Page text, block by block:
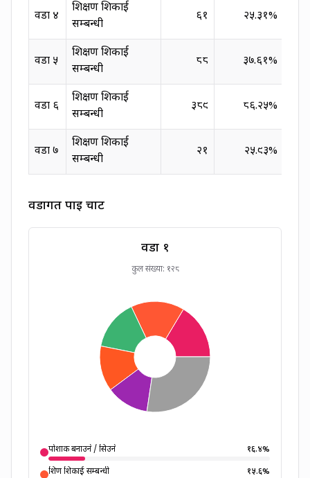
वडा ४
शिक्षण शिकाई
सम्बन्धी
६१ २५.३१%
वडा ५
शिक्षण शिकाई
सम्बन्धी
८८ ३७.६१%
वडा ६
शिक्षण शिकाई
सम्बन्धी
३८९ ८६.२५%
वडा७
शिक्षण शिकाई
सम्बन्धी
२१ २५.९३%
वडागत पाई चार्ट
वडा १
कुल संख्या: १२८
पोशाक बनाउने / सिउने १६.४%
शिक्षण शिकाई सम्बन्धी
१५.६%